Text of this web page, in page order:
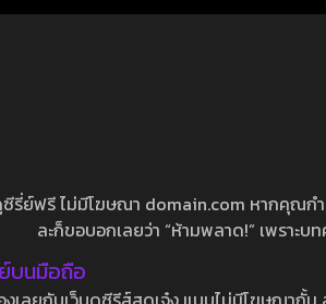
ซีรี่ย์ฟรี ไม่มีโฆษณา domain.com หากคุณก
ละก็ขอบอกเลยว่า “ห้ามพลาด!” เพราะ
บนมือถือ